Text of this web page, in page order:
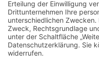
Rechtliches
Impressum